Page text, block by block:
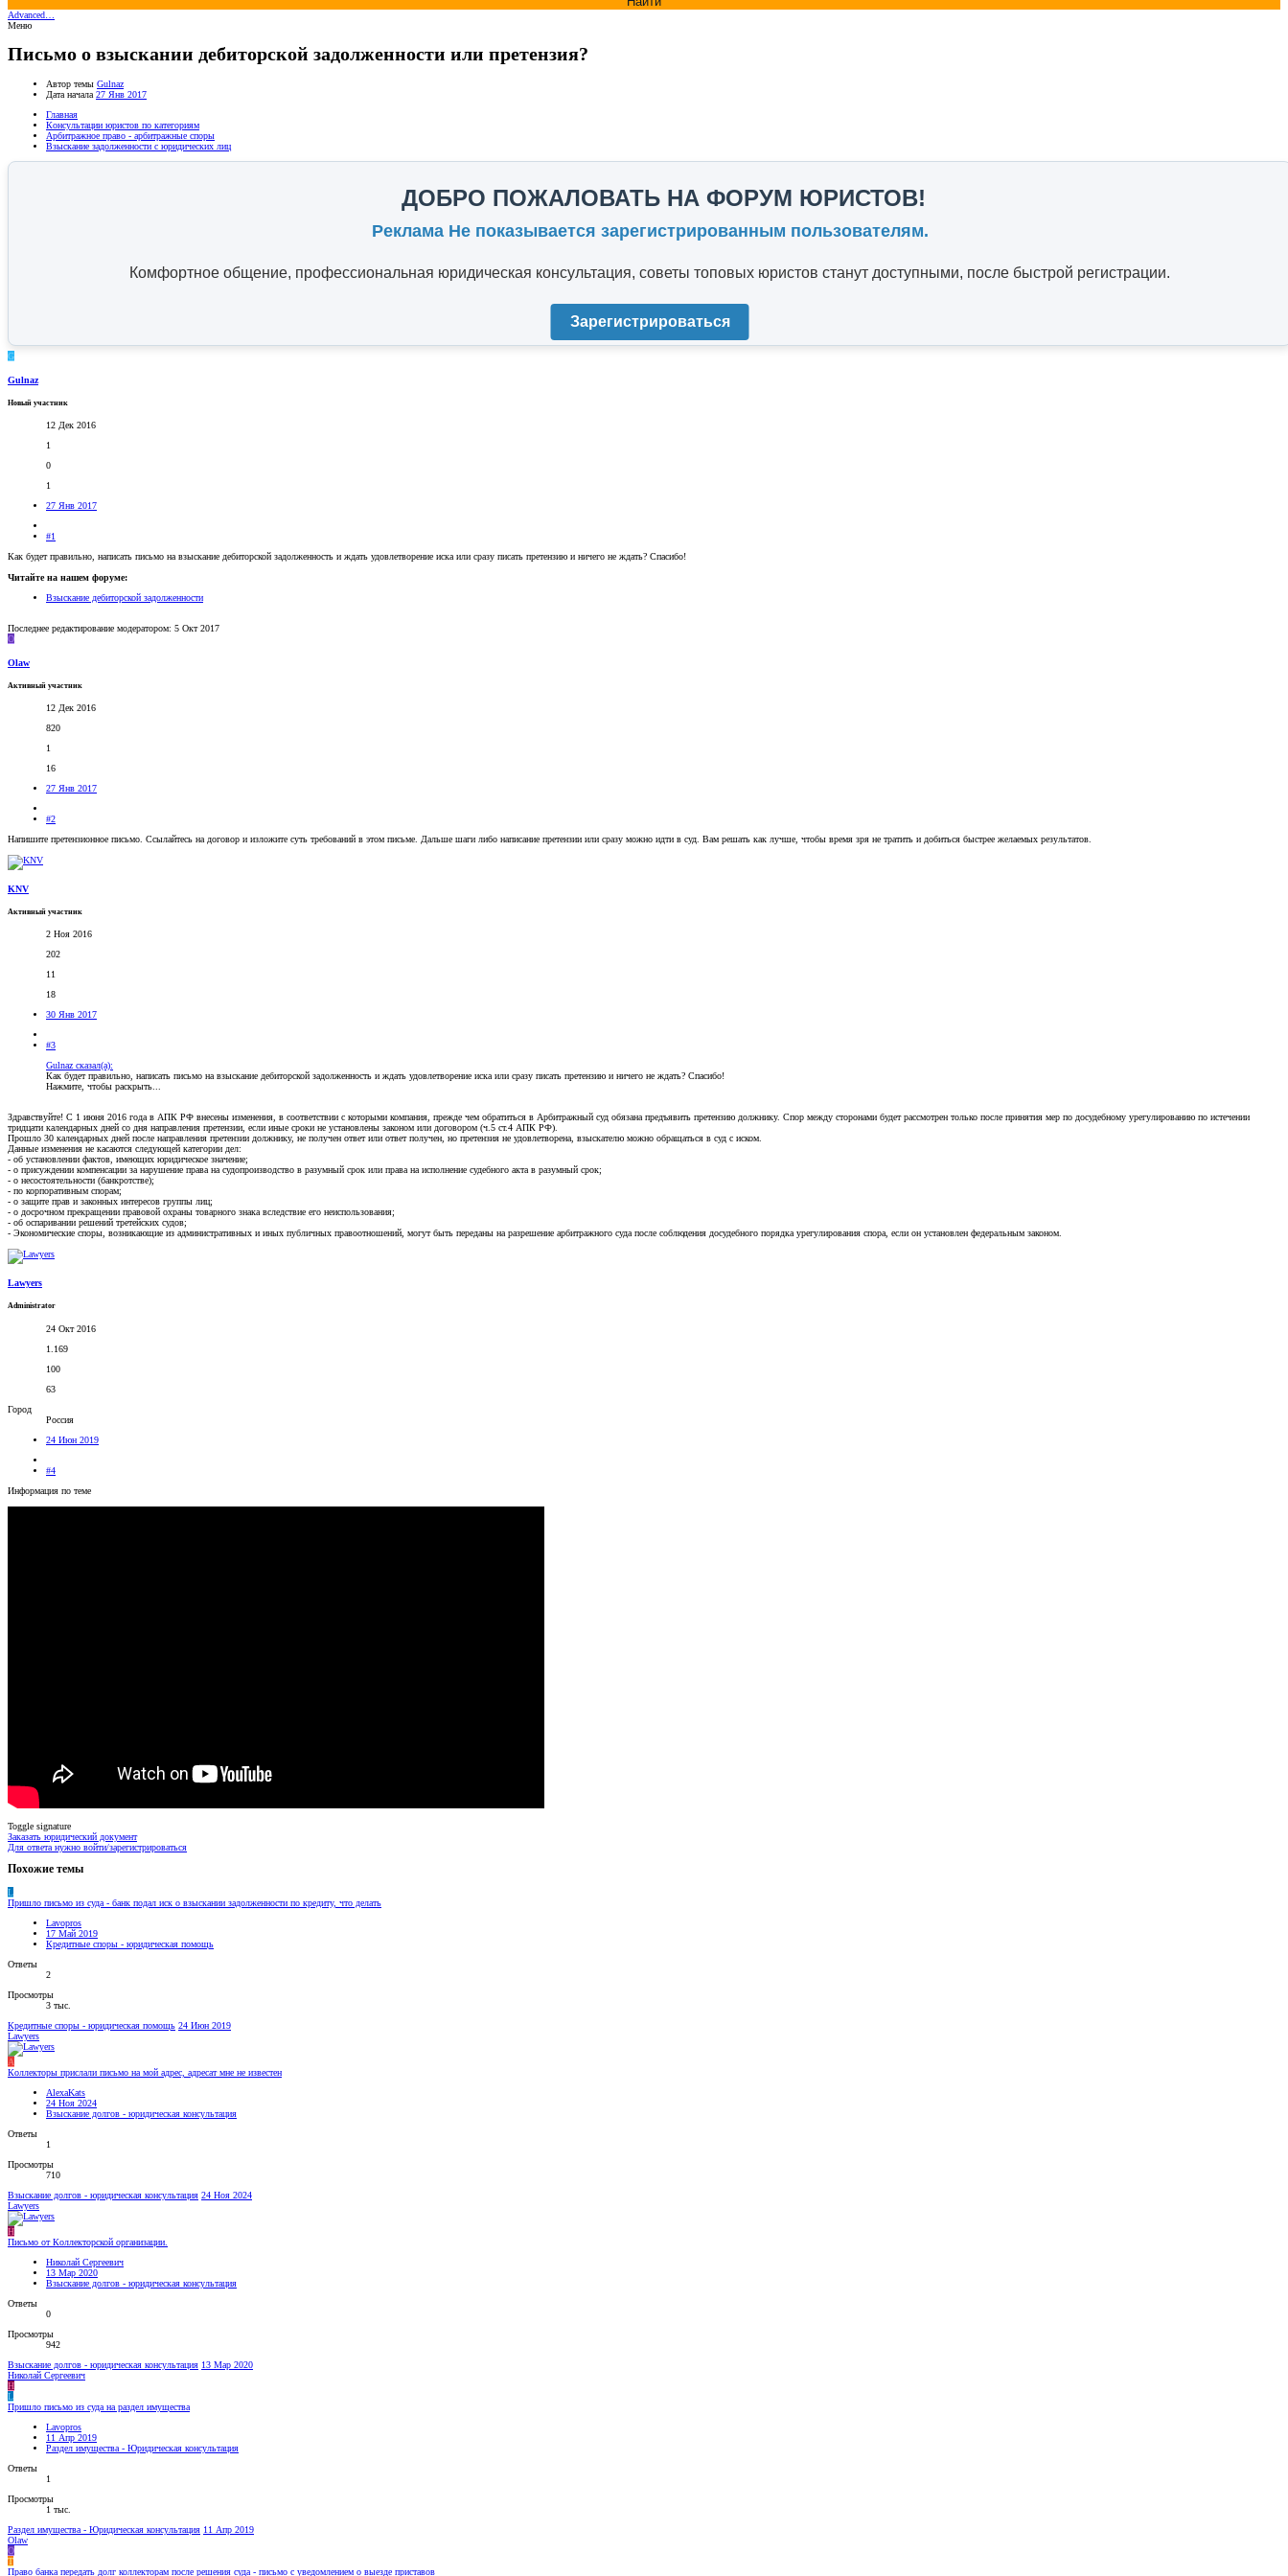
Advanced…
Меню
Письмо о взыскании дебиторской задолженности или претензия?
Автор темы Gulnaz
Дата начала 27 Янв 2017
Главная
Консультации юристов по категориям
Арбитражное право - арбитражные споры
Взыскание задолженности с юридических лиц
ДОБРО ПОЖАЛОВАТЬ НА ФОРУМ ЮРИСТОВ!
Реклама Не показывается зарегистрированным пользователям.
Комфортное общение, профессиональная юридическая консультация, советы топовых юристов станут доступными, после быстрой регистрации.
Зарегистрироваться
G
Gulnaz
Новый участник
12 Дек 2016
1
0
1
27 Янв 2017
#1
Как будет правильно, написать письмо на взыскание дебиторской задолженность и ждать удовлетворение иска или сразу писать претензию и ничего не ждать? Спасибо!
Читайте на нашем форуме:
Взыскание дебиторской задолженности
Последнее редактирование модератором: 5 Окт 2017
O
Olaw
Активный участник
12 Дек 2016
820
1
16
27 Янв 2017
#2
Напишите претензионное письмо. Ссылайтесь на договор и изложите суть требований в этом письме. Дальше шаги либо написание претензии или сразу можно идти в суд. Вам решать как лучше, чтобы время зря не тратить и добиться быстрее желаемых результатов.
KNV
Активный участник
2 Ноя 2016
202
11
18
30 Янв 2017
#3
Gulnaz сказал(а):
Как будет правильно, написать письмо на взыскание дебиторской задолженность и ждать удовлетворение иска или сразу писать претензию и ничего не ждать? Спасибо!
Нажмите, чтобы раскрыть...
Здравствуйте! С 1 июня 2016 года в АПК РФ внесены изменения, в соответствии с которыми компания, прежде чем обратиться в Арбитражный суд обязана предъявить претензию должнику. Спор между сторонами будет рассмотрен только после принятия мер по досудебному урегулированию по истечении
тридцати календарных дней со дня направления претензии, если иные сроки не установлены законом или договором (ч.5 ст.4 АПК РФ).
Прошло 30 календарных дней после направления претензии должнику, не получен ответ или ответ получен, но претензия не удовлетворена, взыскателю можно обращаться в суд с иском.
Данные изменения не касаются следующей категории дел:
- об установлении фактов, имеющих юридическое значение;
- о присуждении компенсации за нарушение права на судопроизводство в разумный срок или права на исполнение судебного акта в разумный срок;
- о несостоятельности (банкротстве);
- по корпоративным спорам;
- о защите прав и законных интересов группы лиц;
- о досрочном прекращении правовой охраны товарного знака вследствие его неиспользования;
- об оспаривании решений третейских судов;
- Экономические споры, возникающие из административных и иных публичных правоотношений, могут быть переданы на разрешение арбитражного суда после соблюдения досудебного порядка урегулирования спора, если он установлен федеральным законом.
Lawyers
Administrator
24 Окт 2016
1.169
100
63
Город
Россия
24 Июн 2019
#4
Информация по теме
Toggle signature
Заказать юридический документ
Для ответа нужно войти/зарегистрироваться
Похожие темы
L
Пришло письмо из суда - банк подал иск о взыскании задолженности по кредиту, что делать
Lavopros
17 Май 2019
Кредитные споры - юридическая помощь
Ответы
2
Просмотры
3 тыс.
Кредитные споры - юридическая помощь 24 Июн 2019
Lawyers
A
Коллекторы прислали письмо на мой адрес, адресат мне не известен
AlexaKats
24 Ноя 2024
Взыскание долгов - юридическая консультация
Ответы
1
Просмотры
710
Взыскание долгов - юридическая консультация 24 Ноя 2024
Lawyers
Н
Письмо от Коллекторской организации.
Николай Сергеевич
13 Мар 2020
Взыскание долгов - юридическая консультация
Ответы
0
Просмотры
942
Взыскание долгов - юридическая консультация 13 Мар 2020
Николай Сергеевич
Н
L
Пришло письмо из суда на раздел имущества
Lavopros
11 Апр 2019
Раздел имущества - Юридическая консультация
Ответы
1
Просмотры
1 тыс.
Раздел имущества - Юридическая консультация 11 Апр 2019
Olaw
O
T
Право банка передать долг коллекторам после решения суда - письмо с уведомлением о выезде приставов